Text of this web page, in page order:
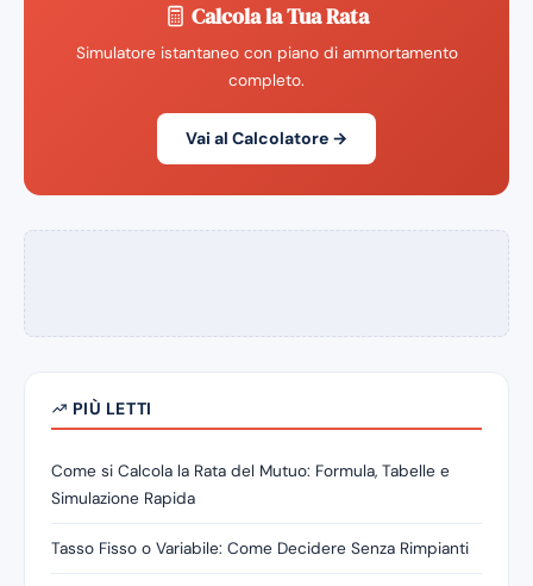
Calcola la Tua Rata
Simulatore istantaneo con piano di ammortamento
completo.
Vai al Calcolatore →
PIÙ LETTI
Come si Calcola la Rata del Mutuo: Formula, Tabelle e
Simulazione Rapida
Tasso Fisso o Variabile: Come Decidere Senza Rimpianti